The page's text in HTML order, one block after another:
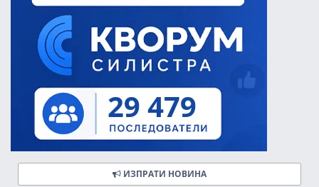
ИЗПРАТИ НОВИНА